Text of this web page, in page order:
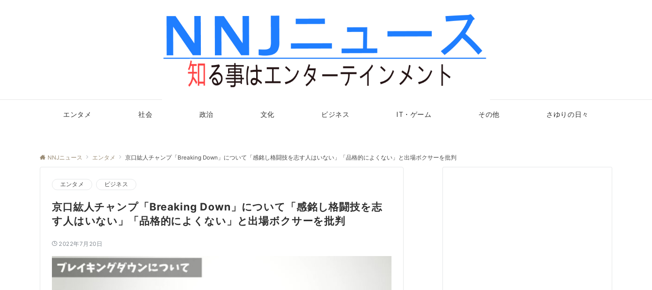
エンタメ 社会 政治 文化 ビジネス IT・ゲーム その他 さゆりの日々
NNJニュース エンタメ 京口紘人チャンプ「Breaking Down」について「感銘し格闘技を志す人はいない」「品格的によくない」と出場ボクサーを批判
エンタメ ビジネス
京口紘人チャンプ「Breaking Down」について「感銘し格闘技を志
す人はいない」「品格的によくない」と出場ボクサーを批判
2022年7月20日